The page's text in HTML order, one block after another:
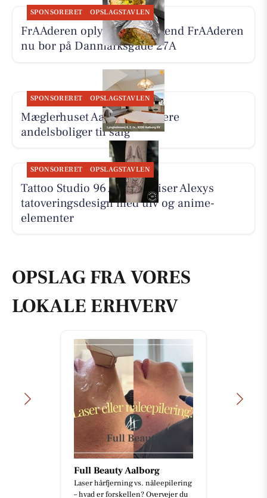
SPONSORERET OPSLAGSTAVLEN
FrAAderen oplyser, at Weekend FrAAderen
nu bor på Danmarksgade 27A
SPONSORERET OPSLAGSTAVLEN
Mæglerhuset Aalborg har flere
andelsboliger til salg
SPONSORERET OPSLAGSTAVLEN
Tattoo Studio 96 Aalborg viser Alexys
tatoveringsdesign med ulv og anime-
elementer
OPSLAG FRA VORES
LOKALE ERHVERV
Full Beauty Aalborg
Laser hårfjerning vs. nåleepilering
– hvad er forskellen? Overvejer du